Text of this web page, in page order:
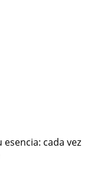
esencia: cada vez